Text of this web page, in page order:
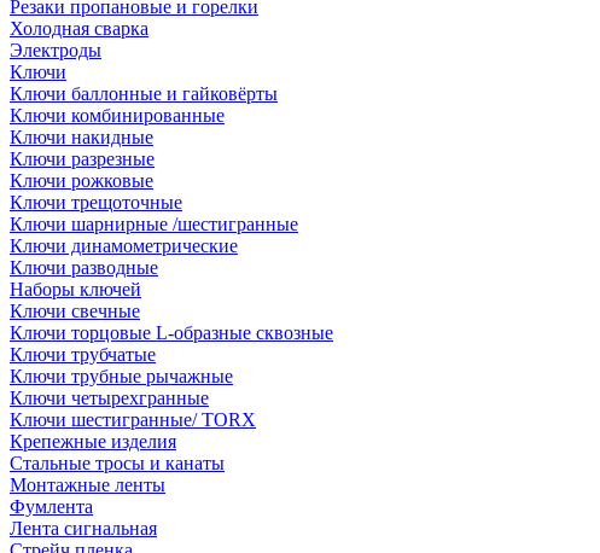
Резаки пропановые и горелки
Холодная сварка
Электроды
Ключи
Ключи баллонные и гайковёрты
Ключи комбинированные
Ключи накидные
Ключи разрезные
Ключи рожковые
Ключи трещоточные
Ключи шарнирные /шестигранные
Ключи динамометрические
Ключи разводные
Наборы ключей
Ключи свечные
Ключи торцовые L-образные сквозные
Ключи трубчатые
Ключи трубные рычажные
Ключи четырехгранные
Ключи шестигранные/ TORX
Крепежные изделия
Стальные тросы и канаты
Монтажные ленты
Фумлента
Лента сигнальная